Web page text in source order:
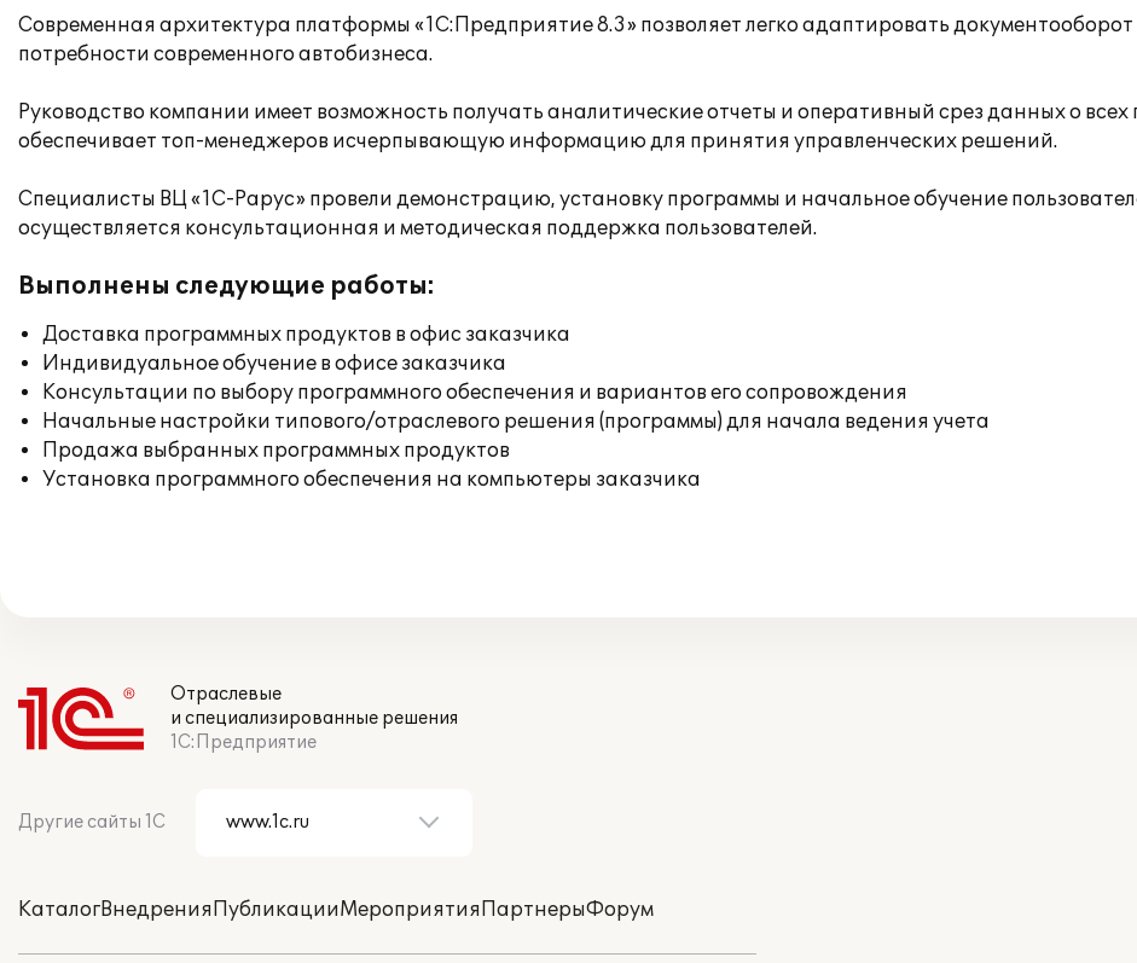
Современная архитектура платформы «1С:Предприятие 8.3» позволяет легко адаптировать
потребности современного автобизнеса.
Руководство компании имеет возможность получать аналитические отчеты и оперативный срез данных о
обеспечивает топ-менеджеров исчерпывающую информацию для принятия управленческих решений.
Специалисты ВЦ «1С-Рарус» провели демонстрацию, установку программы и начальное обучение
осуществляется консультационная и методическая поддержка пользователей.
Выполнены следующие работы:
Доставка программных продуктов в офис заказчика
Индивидуальное обучение в офисе заказчика
Консультации по выбору программного обеспечения и вариантов его сопровождения
Начальные настройки типового/отраслевого решения (программы) для начала ведения учета
Продажа выбранных программных продуктов
Установка программного обеспечения на компьютеры заказчика
Отраслевые
и специализированные решения
1С:Предприятие
Другие сайты 1С
КаталогВнедренияПубликацииМероприятияПартнерыФорум